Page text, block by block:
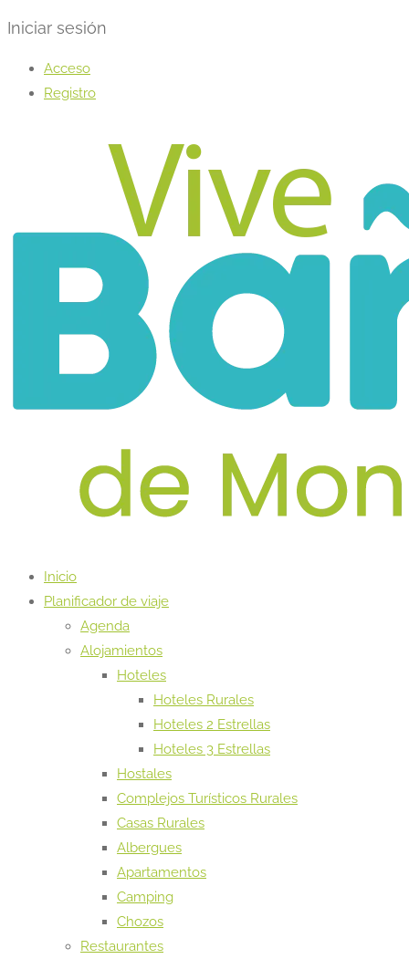
Iniciar sesión
Acceso
Registro
Inicio
Planificador de viaje
Agenda
Alojamientos
Hoteles
Hoteles Rurales
Hoteles 2 Estrellas
Hoteles 3 Estrellas
Hostales
Complejos Turísticos Rurales
Casas Rurales
Albergues
Apartamentos
Camping
Chozos
Restaurantes